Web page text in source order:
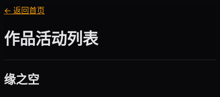
← 返回首页
作品活动列表
缘之空